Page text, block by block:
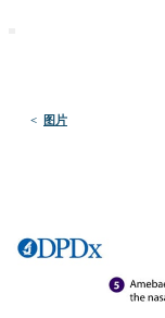
< 图片